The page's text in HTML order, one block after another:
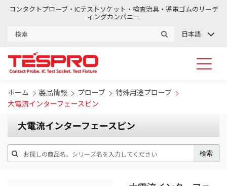
コンタクトプローブ・ICテストソケット・検査治具・導電ゴムのリーデ
ィングカンパニー
日本語
ホーム 製品情報 プローブ
特殊用途プローブ
大電流インターフェースピン
大電流インターフェースピン